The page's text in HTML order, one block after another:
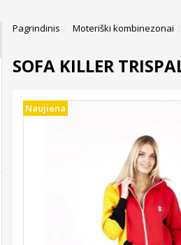
Pagrindinis Moteriški kombinezonai
SOFA KILLER
Naujiena